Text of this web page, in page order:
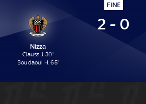
FINE
Nizza
Clauss J. 30'
Boudaoui H. 65'
2 - 0